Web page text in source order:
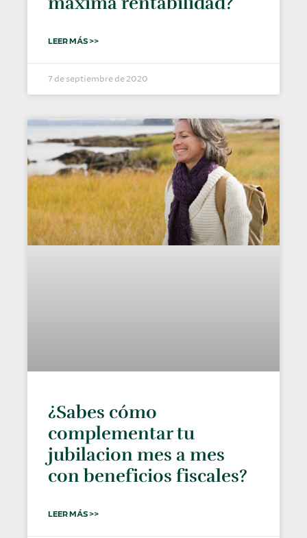
LEER MÁS >>
7 de septiembre de 2020
¿Sabes cómo
complementar tu
jubilacion mes a mes
con beneficios fiscales?
LEER MÁS >>